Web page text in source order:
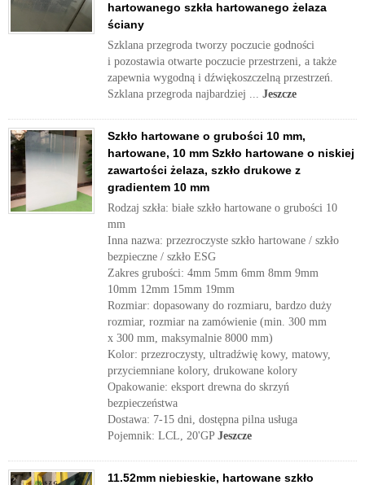
hartowanego szkła hartowanego żelaza
ściany
Szklana przegroda tworzy poczucie godności
i pozostawia otwarte poczucie przestrzeni, a także
zapewnia wygodną i dźwiękoszczelną przestrzeń.
Szklana przegroda najbardziej ... Jeszcze
Szkło hartowane o grubości 10 mm,
hartowane, 10 mm Szkło hartowane o niskiej
zawartości żelaza, szkło drukowe z
gradientem 10 mm
Rodzaj szkła: białe szkło hartowane o grubości 10
mm
Inna nazwa: przezroczyste szkło hartowane / szkło
bezpieczne / szkło ESG
Zakres grubości: 4mm 5mm 6mm 8mm 9mm
10mm 12mm 15mm 19mm
Rozmiar: dopasowany do rozmiaru, bardzo duży
rozmiar, rozmiar na zamówienie (min. 300 mm
x 300 mm, maksymalnie 8000 mm)
Kolor: przezroczysty, ultradźwię kowy, matowy,
przyciemniane kolory, drukowane kolory
Opakowanie: eksport drewna do skrzyń
bezpieczeństwa
Dostawa: 7-15 dni, dostępna pilna usługa
Pojemnik: LCL, 20'GP Jeszcze
11.52mm niebieskie, hartowane szkło